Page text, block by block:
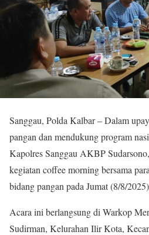
Sanggau, Polda Kalbar – Dalam
pangan dan mendukung program
Kapolres Sanggau AKBP
kegiatan coffee morning bersama
bidang pangan pada Jumat (8/8/
Acara ini berlangsung di Warkop
Sudirman, Kelurahan Ilir Kota,